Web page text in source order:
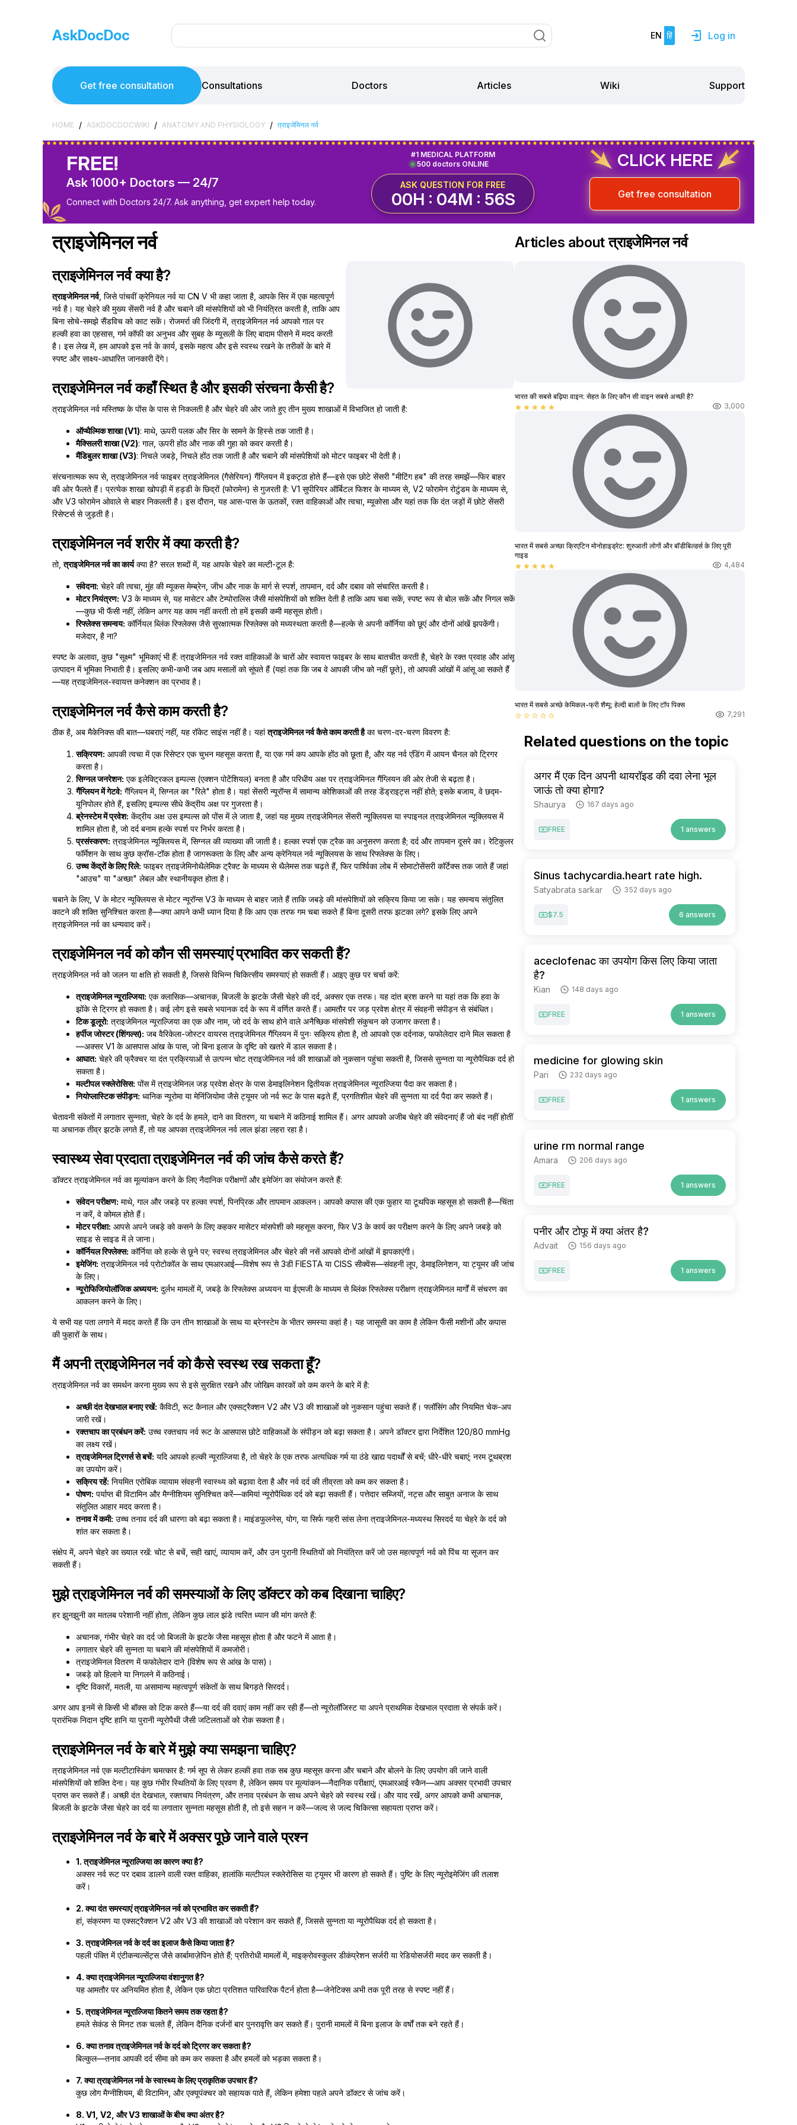
AskDocDoc EN हिं Log in
Get free consultation Consultations Doctors Articles Wiki Support
HOME / ASKDOCDOCWIKI / ANATOMY AND PHYSIOLOGY / त्राइजेमिनल नर्व
FREE!
Ask 1000+ Doctors — 24/7
Connect with Doctors 24/7. Ask anything, get expert help today.
500 doctors ONLINE
#1 MEDICAL PLATFORM
ASK QUESTION FOR FREE
00H : 04M : 55S
CLICK HERE
Get free consultation
त्राइजेमिनल नर्व
त्राइजेमिनल नर्व क्या है?
त्राइजेमिनल नर्व, जिसे पांचवीं क्रेनियल नर्व या CN V भी कहा जाता है, आपके सिर में एक महत्वपूर्ण
नर्व है। यह चेहरे की मुख्य सेंसरी नर्व है और चबाने की मांसपेशियों को भी नियंत्रित करती है, ताकि आप
बिना सोचे-समझे सैंडविच को काट सकें। रोजमर्रा की जिंदगी में, त्राइजेमिनल नर्व आपको गाल पर
हल्की हवा का एहसास, गर्म कॉफी का अनुभव और सुबह के म्यूसली के लिए बादाम पीसने में मदद करती
है। इस लेख में, हम आपको इस नर्व के कार्य, इसके महत्व और इसे स्वस्थ रखने के तरीकों के बारे में
स्पष्ट और साक्ष्य-आधारित जानकारी देंगे।
त्राइजेमिनल नर्व कहाँ स्थित है और इसकी संरचना कैसी है?
त्राइजेमिनल नर्व मस्तिष्क के पोंस के पास से निकलती है और चेहरे की ओर जाते हुए तीन मुख्य शाखाओं में विभाजित हो जाती है:
ऑप्थैल्मिक शाखा (V1): माथे, ऊपरी पलक और सिर के सामने के हिस्से तक जाती है।
मैक्सिलरी शाखा (V2): गाल, ऊपरी होंठ और नाक की गुहा को कवर करती है।
मैंडिबुलर शाखा (V3): निचले जबड़े, निचले होंठ तक जाती है और चबाने की मांसपेशियों को मोटर फाइबर भी देती है।
संरचनात्मक रूप से, त्राइजेमिनल नर्व फाइबर त्राइजेमिनल (गैसेरियन) गैंग्लियन में इकट्ठा होते हैं—इसे एक छोटे सेंसरी "मीटिंग हब" की तरह समझें—फिर बाहर
की ओर फैलते हैं। प्रत्येक शाखा खोपड़ी में हड्डी के छिद्रों (फोरामेन) से गुजरती है: V1 सुपीरियर ऑर्बिटल फिशर के माध्यम से, V2 फोरामेन रोटुंडम के माध्यम से,
और V3 फोरामेन ओवाले से बाहर निकलती है। इस दौरान, यह आस-पास के ऊतकों, रक्त वाहिकाओं और त्वचा, म्यूकोसा और यहां तक कि दंत जड़ों में छोटे सेंसरी
रिसेप्टर्स से जुड़ती है।
त्राइजेमिनल नर्व शरीर में क्या करती है?
तो,त्राइजेमिनल नर्व का कार्यक्या है? सरल शब्दों में, यह आपके चेहरे का मल्टी-टूल है:
संवेदना: चेहरे की त्वचा, मुंह की म्यूकस मेम्ब्रेन, जीभ और नाक के मार्ग से स्पर्श, तापमान, दर्द और दबाव को संचारित करती है।
मोटर नियंत्रण: V3 के माध्यम से, यह मासेटर और टेम्पोरालिस जैसी मांसपेशियों को शक्ति देती है ताकि आप चबा सकें, स्पष्ट रूप से बोल सकें और निगल सकें
—कुछ भी फैंसी नहीं, लेकिन अगर यह काम नहीं करती तो हमें इसकी कमी महसूस होती।
रिफ्लेक्स समन्वय: कॉर्नियल ब्लिंक रिफ्लेक्स जैसे सुरक्षात्मक रिफ्लेक्स को मध्यस्थता करती है—हल्के से अपनी कॉर्निया को छूएं और दोनों आंखें झपकेंगी।
मजेदार, है ना?
स्पष्ट के अलावा, कुछ "सूक्ष्म" भूमिकाएं भी हैं: त्राइजेमिनल नर्व रक्त वाहिकाओं के चारों ओर स्वायत्त फाइबर के साथ बातचीत करती है, चेहरे के रक्त प्रवाह और आंसू
उत्पादन में भूमिका निभाती है। इसलिए कभी-कभी जब आप मसालों को सूंघते हैं (यहां तक कि जब वे आपकी जीभ को नहीं छूते), तो आपकी आंखों में आंसू आ सकते हैं
—यह त्राइजेमिनल-स्वायत्त कनेक्शन का प्रभाव है।
त्राइजेमिनल नर्व कैसे काम करती है?
ठीक है, अब मैकेनिक्स की बात—घबराएं नहीं, यह रॉकेट साइंस नहीं है। यहांत्राइजेमिनल नर्व कैसे काम करती हैका चरण-दर-चरण विवरण है:
सक्रियण: आपकी त्वचा में एक रिसेप्टर एक चुभन महसूस करता है, या एक गर्म कप आपके होंठ को छूता है, और यह नर्व एंडिंग में आयन चैनल को ट्रिगर
करता है।
सिग्नल जनरेशन: एक इलेक्ट्रिकल इम्पल्स (एक्शन पोटेंशियल) बनता है और परिधीय अक्ष पर त्राइजेमिनल गैंग्लियन की ओर तेजी से बढ़ता है।
गैंग्लियन में गेटवे: गैंग्लियन में, सिग्नल का "रिले" होता है। यहां सेंसरी न्यूरॉन्स में सामान्य कोशिकाओं की तरह डेंड्राइट्स नहीं होते; इसके बजाय, वे छद्म-
यूनिपोलर होते हैं, इसलिए इम्पल्स सीधे केंद्रीय अक्ष पर गुजरता है।
ब्रेनस्टेम में प्रवेश: केंद्रीय अक्ष उस इम्पल्स को पोंस में ले जाता है, जहां यह मुख्य त्राइजेमिनल सेंसरी न्यूक्लियस या स्पाइनल त्राइजेमिनल न्यूक्लियस में
शामिल होता है, जो दर्द बनाम हल्के स्पर्श पर निर्भर करता है।
प्रसंस्करण: त्राइजेमिनल न्यूक्लियस में, सिग्नल की व्याख्या की जाती है। हल्का स्पर्श एक ट्रैक का अनुसरण करता है; दर्द और तापमान दूसरे का। रेटिकुलर
फॉर्मेशन के साथ कुछ क्रॉस-टॉक होता है जागरूकता के लिए और अन्य क्रेनियल नर्व न्यूक्लियस के साथ रिफ्लेक्स के लिए।
उच्च केंद्रों के लिए रिले: फाइबर त्राइजेमिनोथैलेमिक ट्रैक्ट के माध्यम से थैलेमस तक चढ़ते हैं, फिर पार्श्विका लोब में सोमाटोसेंसरी कॉर्टेक्स तक जाते हैं जहां
"आउच" या "अच्छा" लेबल और स्थानीयकृत होता है।
चबाने के लिए, V के मोटर न्यूक्लियस से मोटर न्यूरॉन्स V3 के माध्यम से बाहर जाते हैं ताकि जबड़े की मांसपेशियों को सक्रिय किया जा सके। यह समन्वय संतुलित
काटने की शक्ति सुनिश्चित करता है—क्या आपने कभी ध्यान दिया है कि आप एक तरफ गम चबा सकते हैं बिना दूसरी तरफ झटका लगे? इसके लिए अपने
त्राइजेमिनल नर्व का धन्यवाद करें।
त्राइजेमिनल नर्व को कौन सी समस्याएं प्रभावित कर सकती हैं?
त्राइजेमिनल नर्व को जलन या क्षति हो सकती है, जिससे विभिन्न चिकित्सीय समस्याएं हो सकती हैं। आइए कुछ पर चर्चा करें:
त्राइजेमिनल न्यूराल्जिया: एक क्लासिक—अचानक, बिजली के झटके जैसी चेहरे की दर्द, अक्सर एक तरफ। यह दांत ब्रश करने या यहां तक कि हवा के
झोंके से ट्रिगर हो सकता है। कई लोग इसे सबसे भयानक दर्द के रूप में वर्णित करते हैं। आमतौर पर जड़ प्रवेश क्षेत्र में संवहनी संपीड़न से संबंधित।
टिक डूलूरो: त्राइजेमिनल न्यूराल्जिया का एक और नाम, जो दर्द के साथ होने वाले अनैच्छिक मांसपेशी संकुचन को उजागर करता है।
हर्पीज जोस्टर (शिंगल्स): जब वैरिकेला-जोस्टर वायरस त्राइजेमिनल गैंग्लियन में पुनः सक्रिय होता है, तो आपको एक दर्दनाक, फफोलेदार दाने मिल सकता है
—अक्सर V1 के आसपास आंख के पास, जो बिना इलाज के दृष्टि को खतरे में डाल सकता है।
आघात: चेहरे की फ्रैक्चर या दंत प्रक्रियाओं से उत्पन्न चोट त्राइजेमिनल नर्व की शाखाओं को नुकसान पहुंचा सकती है, जिससे सुन्नता या न्यूरोपैथिक दर्द हो
सकता है।
मल्टीपल स्क्लेरोसिस: पोंस में त्राइजेमिनल जड़ प्रवेश क्षेत्र के पास डेमाइलिनेशन द्वितीयक त्राइजेमिनल न्यूराल्जिया पैदा कर सकता है।
नियोप्लास्टिक संपीड़न: ध्वनिक न्यूरोमा या मेनिंजियोमा जैसे ट्यूमर जो नर्व रूट के पास बढ़ते हैं, प्रगतिशील चेहरे की सुन्नता या दर्द पैदा कर सकते हैं।
चेतावनी संकेतों में लगातार सुन्नता, चेहरे के दर्द के हमले, दाने का वितरण, या चबाने में कठिनाई शामिल हैं। अगर आपको अजीब चेहरे की संवेदनाएं हैं जो बंद नहीं होतीं
या अचानक तीव्र झटके लगते हैं, तो यह आपका त्राइजेमिनल नर्व लाल झंडा लहरा रहा है।
स्वास्थ्य सेवा प्रदाता त्राइजेमिनल नर्व की जांच कैसे करते हैं?
डॉक्टर त्राइजेमिनल नर्व का मूल्यांकन करने के लिए नैदानिक परीक्षणों और इमेजिंग का संयोजन करते हैं:
संवेदन परीक्षण: माथे, गाल और जबड़े पर हल्का स्पर्श, पिनप्रिक और तापमान आकलन। आपको कपास की एक फुहार या टूथपिक महसूस हो सकती है—चिंता
न करें, वे कोमल होते हैं।
मोटर परीक्षा: आपसे अपने जबड़े को कसने के लिए कहकर मासेटर मांसपेशी को महसूस करना, फिर V3 के कार्य का परीक्षण करने के लिए अपने जबड़े को
साइड से साइड में ले जाना।
कॉर्नियल रिफ्लेक्स: कॉर्निया को हल्के से छूने पर; स्वस्थ त्राइजेमिनल और चेहरे की नसें आपको दोनों आंखों में झपकाएंगी।
इमेजिंग: त्राइजेमिनल नर्व प्रोटोकॉल के साथ एमआरआई—विशेष रूप से 3डी FIESTA या CISS सीक्वेंस—संवहनी लूप, डेमाइलिनेशन, या ट्यूमर की जांच
के लिए।
न्यूरोफिजियोलॉजिक अध्ययन: दुर्लभ मामलों में, जबड़े के रिफ्लेक्स अध्ययन या ईएमजी के माध्यम से ब्लिंक रिफ्लेक्स परीक्षण त्राइजेमिनल मार्गों में संचरण का
आकलन करने के लिए।
ये सभी यह पता लगाने में मदद करते हैं कि उन तीन शाखाओं के साथ या ब्रेनस्टेम के भीतर समस्या कहां है। यह जासूसी का काम है लेकिन फैंसी मशीनों और कपास
की फुहारों के साथ।
मैं अपनी त्राइजेमिनल नर्व को कैसे स्वस्थ रख सकता हूँ?
त्राइजेमिनल नर्व का समर्थन करना मुख्य रूप से इसे सुरक्षित रखने और जोखिम कारकों को कम करने के बारे में है:
अच्छी दंत देखभाल बनाए रखें: कैविटी, रूट कैनाल और एक्सट्रैक्शन V2 और V3 की शाखाओं को नुकसान पहुंचा सकते हैं। फ्लॉसिंग और नियमित चेक-अप
जारी रखें।
रक्तचाप का प्रबंधन करें: उच्च रक्तचाप नर्व रूट के आसपास छोटे वाहिकाओं के संपीड़न को बढ़ा सकता है। अपने डॉक्टर द्वारा निर्देशित 120/80 mmHg
का लक्ष्य रखें।
त्राइजेमिनल ट्रिगर्स से बचें: यदि आपको हल्की न्यूराल्जिया है, तो चेहरे के एक तरफ अत्यधिक गर्म या ठंडे खाद्य पदार्थों से बचें; धीरे-धीरे चबाएं; नरम टूथब्रश
का उपयोग करें।
सक्रिय रहें: नियमित एरोबिक व्यायाम संवहनी स्वास्थ्य को बढ़ावा देता है और नर्व दर्द की तीव्रता को कम कर सकता है।
पोषण: पर्याप्त बी विटामिन और मैग्नीशियम सुनिश्चित करें—कमियां न्यूरोपैथिक दर्द को बढ़ा सकती हैं। पत्तेदार सब्जियों, नट्स और साबुत अनाज के साथ
संतुलित आहार मदद करता है।
तनाव में कमी: उच्च तनाव दर्द की धारणा को बढ़ा सकता है। माइंडफुलनेस, योग, या सिर्फ गहरी सांस लेना त्राइजेमिनल-मध्यस्थ सिरदर्द या चेहरे के दर्द को
शांत कर सकता है।
संक्षेप में, अपने चेहरे का ख्याल रखें: चोट से बचें, सही खाएं, व्यायाम करें, और उन पुरानी स्थितियों को नियंत्रित करें जो उस महत्वपूर्ण नर्व को पिंच या सूजन कर
सकती हैं।
मुझे त्राइजेमिनल नर्व की समस्याओं के लिए डॉक्टर को कब दिखाना चाहिए?
हर झुनझुनी का मतलब परेशानी नहीं होता, लेकिन कुछ लाल झंडे त्वरित ध्यान की मांग करते हैं:
अचानक, गंभीर चेहरे का दर्द जो बिजली के झटके जैसा महसूस होता है और फटने में आता है।
लगातार चेहरे की सुन्नता या चबाने की मांसपेशियों में कमजोरी।
त्राइजेमिनल वितरण में फफोलेदार दाने (विशेष रूप से आंख के पास)।
जबड़े को हिलाने या निगलने में कठिनाई।
दृष्टि विकारों, मतली, या असामान्य महत्वपूर्ण संकेतों के साथ बिगड़ते सिरदर्द।
अगर आप इनमें से किसी भी बॉक्स को टिक करते हैं—या दर्द की दवाएं काम नहीं कर रही हैं—तो न्यूरोलॉजिस्ट या अपने प्राथमिक देखभाल प्रदाता से संपर्क करें।
प्रारंभिक निदान दृष्टि हानि या पुरानी न्यूरोपैथी जैसी जटिलताओं को रोक सकता है।
त्राइजेमिनल नर्व के बारे में मुझे क्या समझना चाहिए?
त्राइजेमिनल नर्व एक मल्टीटास्किंग चमत्कार है: गर्म सूप से लेकर हल्की हवा तक सब कुछ महसूस करना और चबाने और बोलने के लिए उपयोग की जाने वाली
मांसपेशियों को शक्ति देना। यह कुछ गंभीर स्थितियों के लिए प्रवण है, लेकिन समय पर मूल्यांकन—नैदानिक परीक्षाएं, एमआरआई स्कैन—आप अक्सर प्रभावी उपचार
प्राप्त कर सकते हैं। अच्छी दंत देखभाल, रक्तचाप नियंत्रण, और तनाव प्रबंधन के साथ अपने चेहरे को स्वस्थ रखें। और याद रखें, अगर आपको कभी अचानक,
बिजली के झटके जैसा चेहरे का दर्द या लगातार सुन्नता महसूस होती है, तो इसे सहन न करें—जल्द से जल्द चिकित्सा सहायता प्राप्त करें।
त्राइजेमिनल नर्व के बारे में अक्सर पूछे जाने वाले प्रश्न
1. त्राइजेमिनल न्यूराल्जिया का कारण क्या है?
अक्सर नर्व रूट पर दबाव डालने वाली रक्त वाहिका, हालांकि मल्टीपल स्क्लेरोसिस या ट्यूमर भी कारण हो सकते हैं। पुष्टि के लिए न्यूरोइमेजिंग की तलाश
करें।
2. क्या दंत समस्याएं त्राइजेमिनल नर्व को प्रभावित कर सकती हैं?
हां, संक्रमण या एक्सट्रैक्शन V2 और V3 की शाखाओं को परेशान कर सकते हैं, जिससे सुन्नता या न्यूरोपैथिक दर्द हो सकता है।
3. त्राइजेमिनल नर्व के दर्द का इलाज कैसे किया जाता है?
पहली पंक्ति में एंटीकन्वल्सेंट्स जैसे कार्बामाज़ेपिन होते हैं; प्रतिरोधी मामलों में, माइक्रोवस्कुलर डीकंप्रेशन सर्जरी या रेडियोसर्जरी मदद कर सकती है।
4. क्या त्राइजेमिनल न्यूराल्जिया वंशानुगत है?
यह आमतौर पर अनियमित होता है, लेकिन एक छोटा प्रतिशत पारिवारिक पैटर्न होता है—जेनेटिक्स अभी तक पूरी तरह से स्पष्ट नहीं हैं।
5. त्राइजेमिनल न्यूराल्जिया कितने समय तक रहता है?
हमले सेकंड से मिनट तक चलते हैं, लेकिन दैनिक दर्जनों बार पुनरावृत्ति कर सकते हैं। पुरानी मामलों में बिना इलाज के वर्षों तक बने रहते हैं।
6. क्या तनाव त्राइजेमिनल नर्व के दर्द को ट्रिगर कर सकता है?
बिल्कुल—तनाव आपकी दर्द सीमा को कम कर सकता है और हमलों को भड़का सकता है।
7. क्या त्राइजेमिनल नर्व के स्वास्थ्य के लिए प्राकृतिक उपचार हैं?
कुछ लोग मैग्नीशियम, बी विटामिन, और एक्यूपंक्चर को सहायक पाते हैं, लेकिन हमेशा पहले अपने डॉक्टर से जांच करें।
8. V1, V2, और V3 शाखाओं के बीच क्या अंतर है?
Articles about त्राइजेमिनल नर्व
भारत की सबसे बढ़िया वाइन: सेहत के लिए कौन सी वाइन सबसे अच्छी है?
star star star star star 3,000
भारत में सबसे अच्छा क्रिएटिन मोनोहाइड्रेट: शुरुआती लोगों और बॉडीबिल्डर्स के लिए पूरी
गाइड
star star star star star 4,484
भारत में सबसे अच्छे केमिकल-फ्री शैम्पू: हेल्दी बालों के लिए टॉप पिक्स
star_border star_border star_border star_border star_border 7,291
Related questions on the topic
अगर मैं एक दिन अपनी थायरॉइड की दवा लेना भूल
जाऊं तो क्या होगा?
Shaurya 167 days ago
FREE 1 answers
Sinus tachycardia.heart rate high.
Satyabrata sarkar 352 days ago
$7.5 6 answers
aceclofenac का उपयोग किस लिए किया जाता
है?
Kian 148 days ago
FREE 1 answers
medicine for glowing skin
Pari 232 days ago
FREE 1 answers
urine rm normal range
Amara 206 days ago
FREE 1 answers
पनीर और टोफू में क्या अंतर है?
Advait 156 days ago
FREE 1 answers